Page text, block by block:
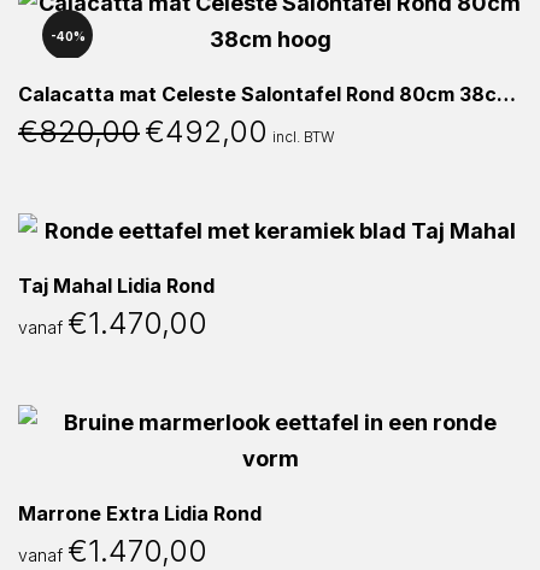
40%
Calacatta mat Celeste Salontafel Rond 80cm 38cm hoog
€820,00 Oorspronkelijke
€492,00 Huidige
incl. BTW
Taj Mahal Lidia Rond
vanaf €1.470,00
Marrone Extra Lidia Rond
vanaf €1.470,00